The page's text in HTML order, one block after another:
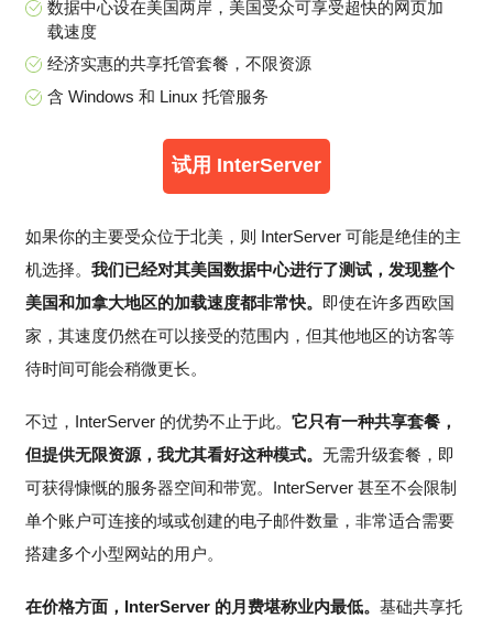
数据中心设在美国两岸，美国受众可享受超快的网页加
载速度
经济实惠的共享托管套餐，不限资源
含 Windows 和 Linux 托管服务
试用 InterServer
如果你的主要受众位于北美，则 InterServer 可能是绝佳的主
机选择。 我们已经对其美国数据中心进行了测试，发现整个
美国和加拿大地区的加载速度都非常快。 即使在许多西欧国
家，其速度仍然在可以接受的范围内，但其他地区的访客等
待时间可能会稍微更长。
不过，InterServer 的优势不止于此。 它只有一种共享套餐，
但提供无限资源，我尤其看好这种模式。 无需升级套餐，即
可获得慷慨的服务器空间和带宽。InterServer 甚至不会限制
单个账户可连接的域或创建的电子邮件数量，非常适合需要
搭建多个小型网站的用户。
在价格方面，InterServer 的月费堪称业内最低。 基础共享托